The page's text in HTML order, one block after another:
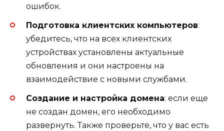
ошибок.
Подготовка клиентских компьютеров:
убедитесь, что на всех клиентских
устройствах установлены актуальные
обновления и они настроены на
взаимодействие с новыми службами.
Создание и настройка домена: если еще
не создан домен, его необходимо
развернуть. Также проверьте, что у вас есть